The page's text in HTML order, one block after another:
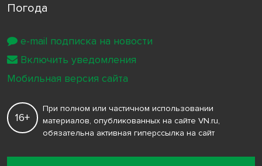
Погода
16+
При полном или частичном использовании
материалов, опубликованных на сайте VN.ru,
обязательна активная гиперссылка на сайт
e-mail подписка на новости
Включить уведомления
Мобильная версия сайта